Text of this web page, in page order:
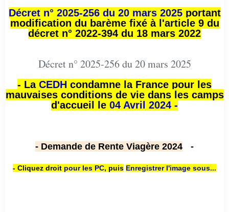
Décret n° 2025-256 du 20 mars 2025portant
modification du barème fixé à l'article 9 du
décret n° 2022-394 du 18 mars 2022
Décret n° 2025-256 du 20 mars 2025
- La CEDH condamne la France pour les
mauvaises conditions de vie dans les camps
d'accueil le 04 Avril 2024 -
- Demande de Rente Viagère 2024 -
- Cliquez droit pour les PC, puis Enregistrer l'image sous...